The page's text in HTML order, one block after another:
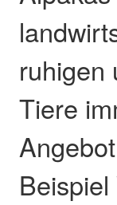
ruhigen
Tiere